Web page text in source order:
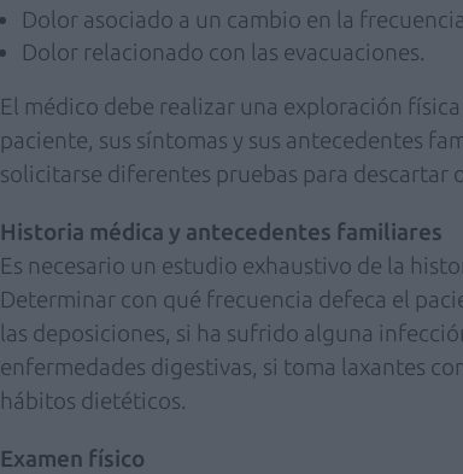
Dolor asociado a un cambio en la
Dolor relacionado con las evacuaciones.
El médico debe realizar una exploración
paciente, sus síntomas y sus antecedentes
solicitarse diferentes pruebas para descartar
Historia médica y antecedentes familiares
Es necesario un estudio exhaustivo de la
Determinar con qué frecuencia defeca el
las deposiciones, si ha sufrido alguna
enfermedades digestivas, si toma laxantes
hábitos dietéticos.
Examen físico